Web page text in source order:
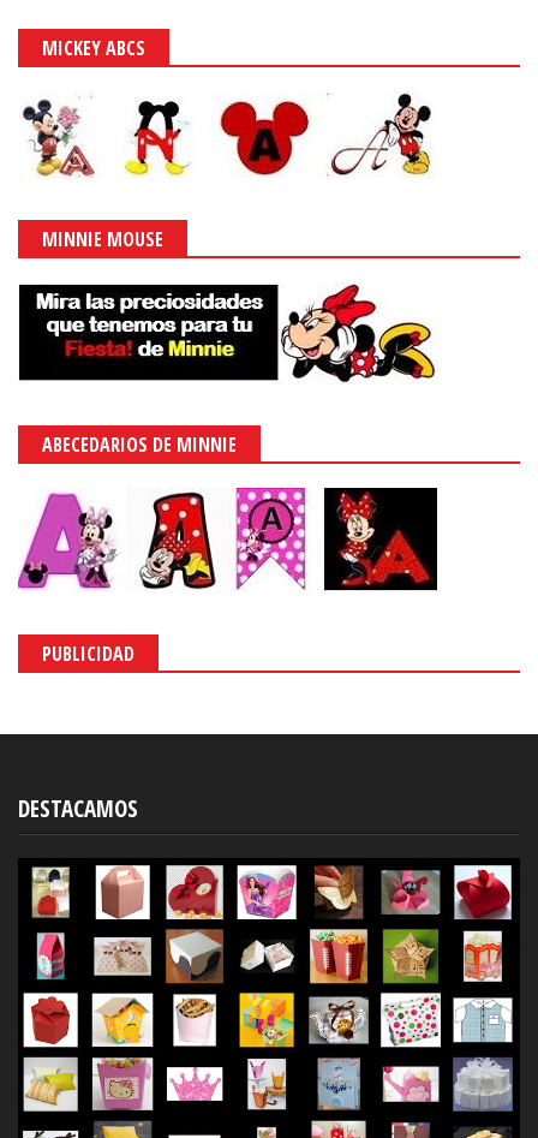
MICKEY ABCS
MINNIE MOUSE
ABECEDARIOS DE MINNIE
PUBLICIDAD
DESTACAMOS